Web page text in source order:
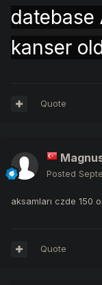
datebase
kanser
Quote
Posted
aksamları czde 150
Quote